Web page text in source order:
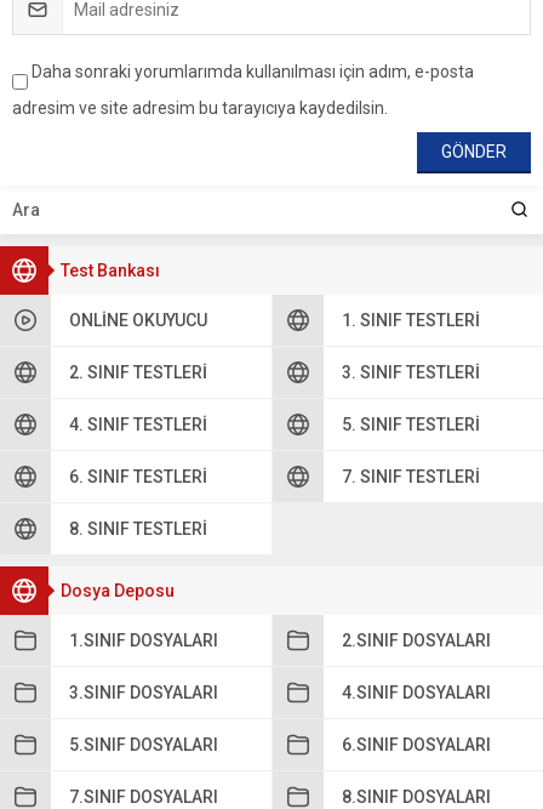
Test Bankası
ONLINE OKUYUCU 1. SINIF TESTLERI
2. SINIF TESTLERI 3. SINIF TESTLERI
4. SINIF TESTLERI 5. SINIF TESTLERI
6. SINIF TESTLERI 7. SINIF TESTLERI
8. SINIF TESTLERI
Dosya Deposu
1.SINIF DOSYALARI 2.SINIF DOSYALARI
3.SINIF DOSYALARI 4.SINIF DOSYALARI
5.SINIF DOSYALARI 6.SINIF DOSYALARI
7.SINIF DOSYALARI 8.SINIF DOSYALARI
Daha sonraki yorumlarımda kullanılması için adım, e-posta
adresim ve site adresim bu tarayıcıya kaydedilsin.